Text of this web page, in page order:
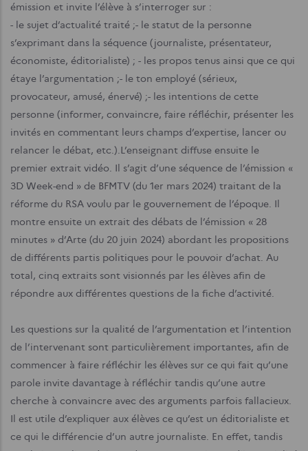
émission et invite l’élève à s’interroger sur :
- le sujet d’actualité traité ;- le statut de la personne
s’exprimant dans la séquence (journaliste, présentateur,
économiste, éditorialiste) ; - les propos tenus ainsi que ce qui
étaye l’argumentation ;- le ton employé (sérieux,
provocateur, amusé, énervé) ;- les intentions de cette
personne (informer, convaincre, faire réfléchir, présenter les
invités en commentant leurs champs d’expertise, lancer ou
relancer le débat, etc.).L’enseignant diffuse ensuite le
premier extrait vidéo. Il s’agit d’une séquence de l’émission «
3D Week-end » de BFMTV (du 1er mars 2024) traitant de la
réforme du RSA voulu par le gouvernement de l’époque. Il
montre ensuite un extrait des débats de l’émission « 28
minutes » d’Arte (du 20 juin 2024) abordant les propositions
de différents partis politiques pour le pouvoir d’achat. Au
total, cinq extraits sont visionnés par les élèves afin de
répondre aux différentes questions de la fiche d’activité.
Les questions sur la qualité de l’argumentation et l’intention
de l’intervenant sont particulièrement importantes, afin de
commencer à faire réfléchir les élèves sur ce qui fait qu’une
parole invite davantage à réfléchir tandis qu’une autre
cherche à convaincre avec des arguments parfois fallacieux.
Il est utile d’expliquer aux élèves ce qu’est un éditorialiste et
ce qui le différencie d’un autre journaliste. En effet, tandis